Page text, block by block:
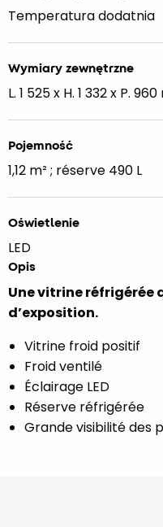
Temperatura dodatnia
Wymiary zewnętrzne
L. 1 525 x H. 1 332 x P.
Pojemność
1,12 m² ; réserve 490 L
Oświetlenie
LED
Opis
Une vitrine réfrigérée
d’exposition.
Vitrine froid positif
Froid ventilé
Éclairage LED
Réserve réfrigérée
Grande visibilité des